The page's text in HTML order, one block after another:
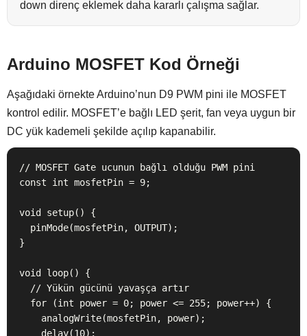
down direnç eklemek daha kararlı çalışma sağlar.
Arduino MOSFET Kod Örneği
Aşağıdaki örnekte Arduino’nun D9 PWM pini ile MOSFET
kontrol edilir. MOSFET’e bağlı LED şerit, fan veya uygun bir
DC yük kademeli şekilde açılıp kapanabilir.
// MOSFET Gate ucunun bağlı olduğu PWM pini
const int mosfetPin = 9;
void setup() {
}
void loop() {